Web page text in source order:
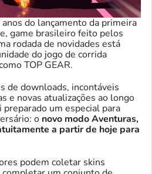
do lançamento da primeira
game brasileiro feito pelos
rodada de novidades está
do jogo de corrida
TOP GEAR.
de downloads, incontáveis
e novas atualizações ao longo
um especial para
o novo modo Aventuras,
a partir de hoje para
podem coletar skins